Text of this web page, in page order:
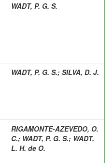
WADT, P. G. S.
WADT, P. G. S.; SILVA, D. J.
RIGAMONTE-AZEVEDO, O.
C.; WADT, P. G. S.; WADT,
L. H. de O.